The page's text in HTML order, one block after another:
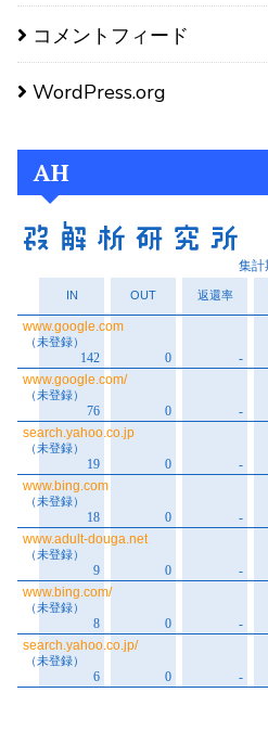
コメントフィード
WordPress.org
AH